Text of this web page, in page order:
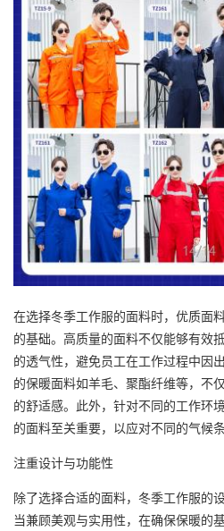
在选择冬季工作服的面料时，优质面
的基础。高质量的面料不仅能够有效
的透气性，避免员工在工作过程中因
的保暖面料如羊毛、聚酯纤维等，不
的舒适感。此外，针对不同的工作环
的面料至关重要，以应对不同的气候
注重设计与功能性
除了选择合适的面料，冬季工作服的
当兼顾美观与实用性，在确保保暖的